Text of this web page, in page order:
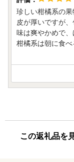
珍しい柑橘系の果
皮が厚いですが
味は爽やかめで、
柑橘系は朝に食
この返礼品を